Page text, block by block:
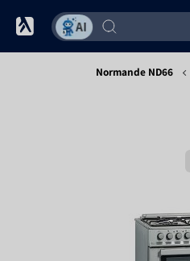
Normande ND66